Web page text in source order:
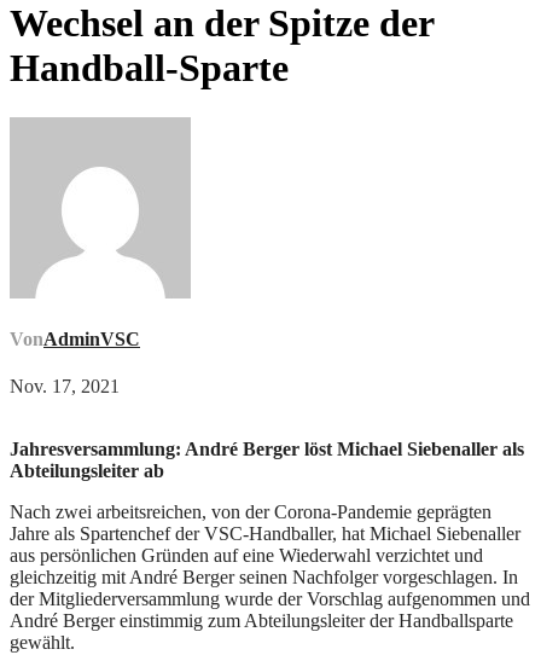
Wechsel an der Spitze der
Handball-Sparte
VonAdminVSC
Nov. 17, 2021
Jahresversammlung: André Berger löst Michael Siebenaller als
Abteilungsleiter ab
Nach zwei arbeitsreichen, von der Corona-Pandemie geprägten
Jahre als Spartenchef der VSC-Handballer, hat Michael Siebenaller
aus persönlichen Gründen auf eine Wiederwahl verzichtet und
gleichzeitig mit André Berger seinen Nachfolger vorgeschlagen. In
der Mitgliederversammlung wurde der Vorschlag aufgenommen und
André Berger einstimmig zum Abteilungsleiter der Handballsparte
gewählt.